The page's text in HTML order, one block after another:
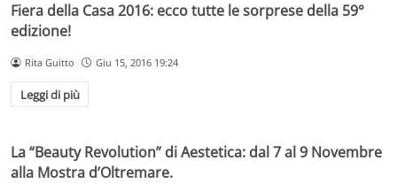
Fiera della Casa 2016: ecco tutte le sorprese della 59°
edizione!
Rita Guitto Giu 15, 2016 19:24
Leggi di più
La “Beauty Revolution” di Aestetica: dal 7 al 9 Novembre
alla Mostra d’Oltremare.